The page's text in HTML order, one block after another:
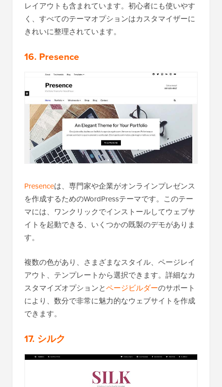
レイアウトも含まれています。初心者にも使いやす
く、すべてのテーマオプションはカスタマイザーに
きれいに整理されています。
16. Presence
Presenceは、専門家や企業がオンラインプレゼンス
を作成するためのWordPressテーマです。このテー
マには、ワンクリックでインストールしてウェブサ
イトを起動できる、いくつかの既製のデモがありま
す。
複数の色があり、さまざまなスタイル、ページレイ
アウト、テンプレートから選択できます。詳細なカ
スタマイズオプションとページビルダーのサポート
により、数分で非常に魅力的なウェブサイトを作成
できます。
17. シルク